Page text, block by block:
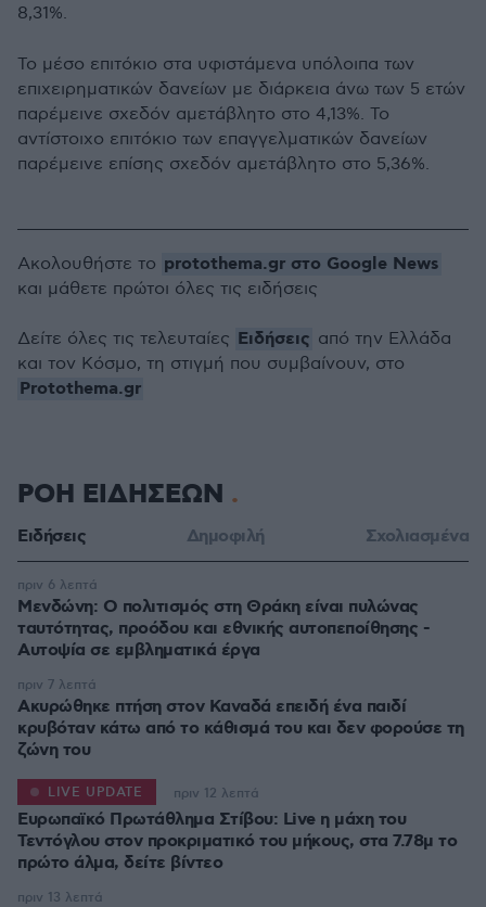
8,31%.
Το μέσο επιτόκιο στα υφιστάμενα υπόλοιπα των
επιχειρηματικών δανείων με διάρκεια άνω των 5 ετών
παρέμεινε σχεδόν αμετάβλητο στο 4,13%. Το
αντίστοιχο επιτόκιο των επαγγελματικών δανείων
παρέμεινε επίσης σχεδόν αμετάβλητο στο 5,36%.
Ακολουθήστε το protothema.gr στο Google News
και μάθετε πρώτοι όλες τις ειδήσεις
Δείτε όλες τις τελευταίες Ειδήσεις από την Ελλάδα
και τον Κόσμο, τη στιγμή που συμβαίνουν, στο
Protothema.gr
ΡΟΗ ΕΙΔΗΣΕΩΝ
Ειδήσεις Δημοφιλή Σχολιασμένα
Μενδώνη: Ο πολιτισμός στη Θράκη είναι πυλώνας
ταυτότητας, προόδου και εθνικής αυτοπεποίθησης -
Αυτοψία σε εμβληματικά έργα
πριν 6 λεπτά
Ακυρώθηκε πτήση στον Καναδά επειδή ένα παιδί
κρυβόταν κάτω από το κάθισμά του και δεν φορούσε τη
ζώνη του
πριν 7 λεπτά
Ευρωπαϊκό Πρωτάθλημα Στίβου: Live η μάχη του
Τεντόγλου στον προκριματικό του μήκους, στα 7.78μ το
πρώτο άλμα, δείτε βίντεο
LIVE UPDATE πριν 12 λεπτά
πριν 13 λεπτά